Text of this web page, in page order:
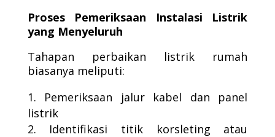
Proses Pemeriksaan Instalasi Listrik
yang Menyeluruh
Tahapan perbaikan listrik rumah
biasanya meliputi:
Pemeriksaan jalur kabel dan panel
listrik
Identifikasi titik korsleting atau